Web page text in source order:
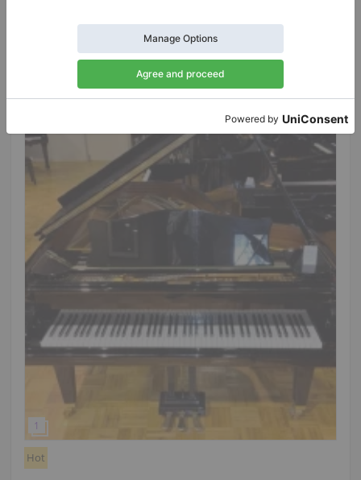
$21,786.87
Deutschland
Klavierhändler/Klavierstimmer
Verifizierter Verkäufer
Hot